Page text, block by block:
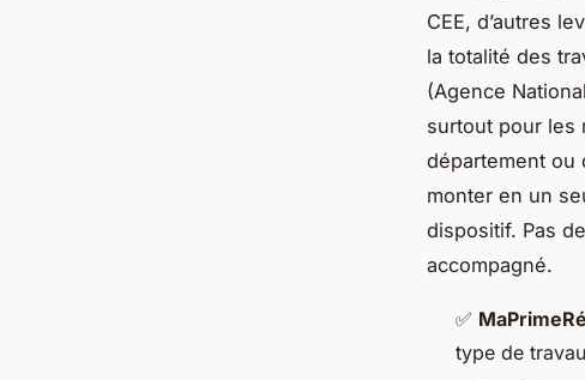
CEE, d’autres
la totalité des
(Agence
surtout pour les
département ou
monter en un
dispositif. Pas
accompagné.
✅
type de